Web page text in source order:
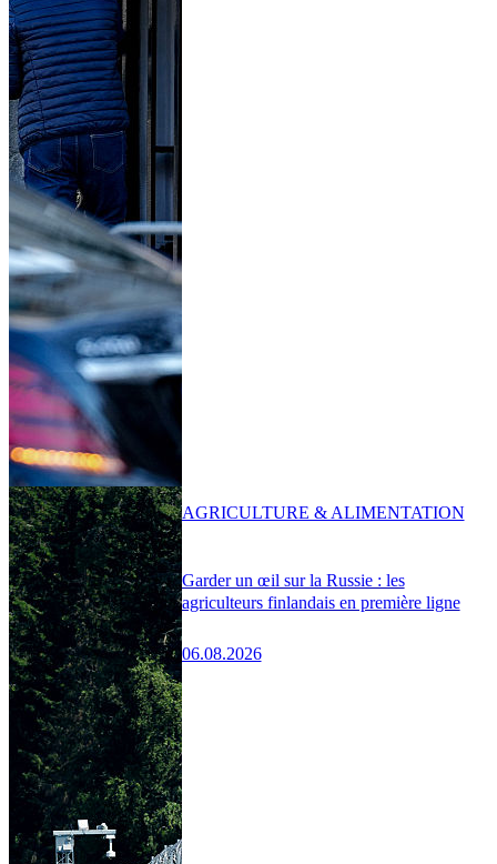
Garder un œil sur la Russie : les
agriculteurs finlandais en première ligne
06.08.2026
AGRICULTURE & ALIMENTATION